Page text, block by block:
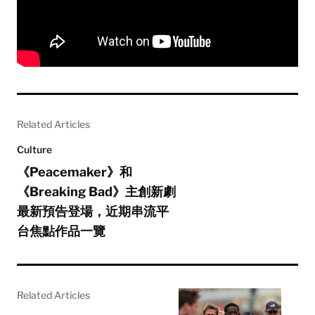
Related Articles
Culture
《Peacemaker》和
《Breaking Bad》主創新劇
最新預告登場，近期串流平
台焦點作品一覽
Related Articles